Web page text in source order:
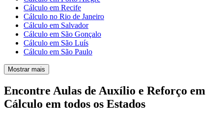
Cálculo em Recife
Cálculo no Rio de Janeiro
Cálculo em Salvador
Cálculo em São Gonçalo
Cálculo em São Luís
Cálculo em São Paulo
Mostrar mais
Encontre Aulas de Auxílio e Reforço em
Cálculo em todos os Estados